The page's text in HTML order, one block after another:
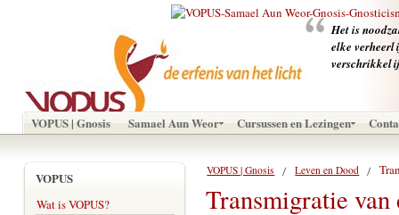
‪Het is
elke
VOPUS | Gnosis Samael Aun Weor Cursussen en Lezingen
VOPUS | Gnosis Leven en Dood
Transmigratie
VOPUS
Wat is VOPUS?